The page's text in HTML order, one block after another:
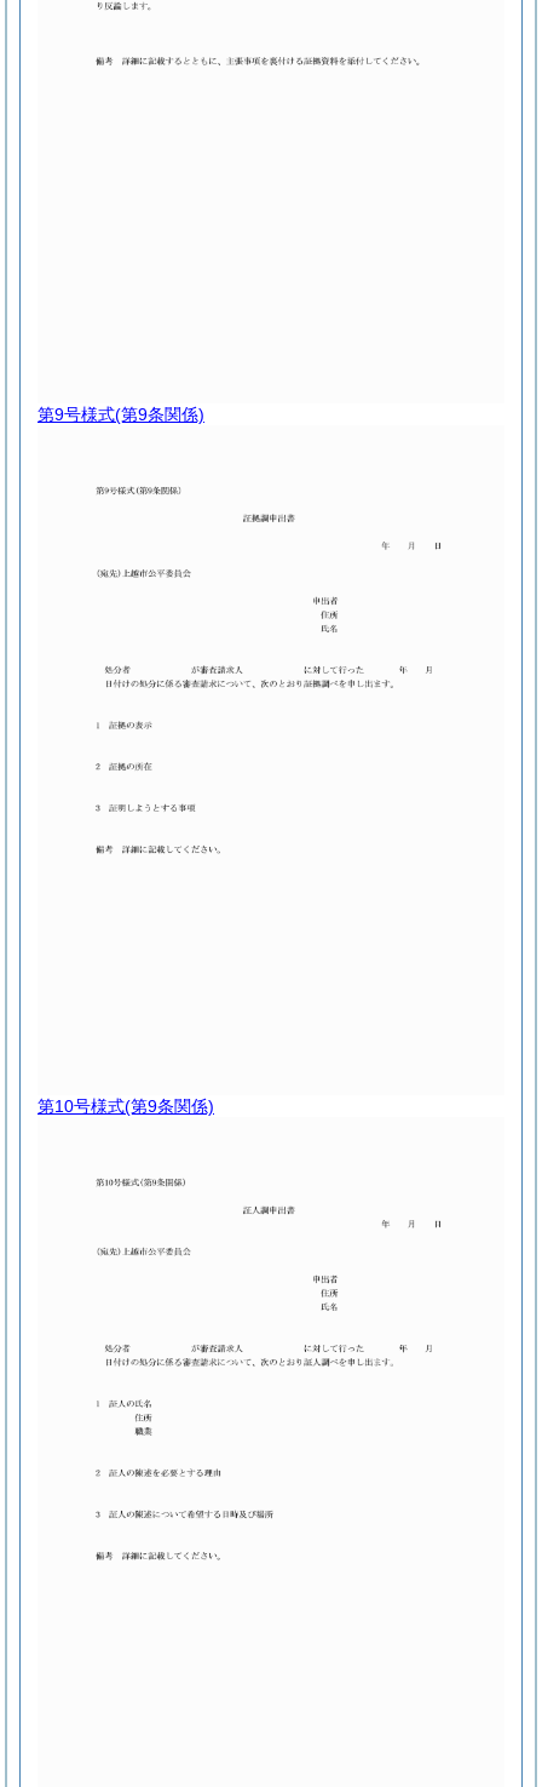
第9号様式(第9条関係)
第10号様式(第9条関係)